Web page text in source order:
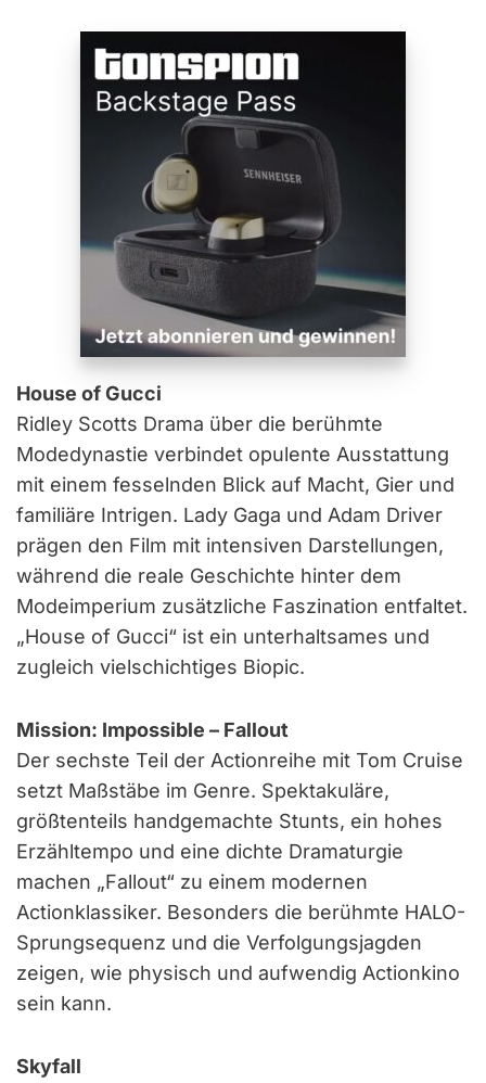
House of Gucci
Ridley Scotts Drama über die berühmte
Modedynastie verbindet opulente Ausstattung
mit einem fesselnden Blick auf Macht, Gier und
familiäre Intrigen. Lady Gaga und Adam Driver
prägen den Film mit intensiven Darstellungen,
während die reale Geschichte hinter dem
Modeimperium zusätzliche Faszination entfaltet.
„House of Gucci“ ist ein unterhaltsames und
zugleich vielschichtiges Biopic.
Mission: Impossible – Fallout
Der sechste Teil der Actionreihe mit Tom Cruise
setzt Maßstäbe im Genre. Spektakuläre,
größtenteils handgemachte Stunts, ein hohes
Erzähltempo und eine dichte Dramaturgie
machen „Fallout“ zu einem modernen
Actionklassiker. Besonders die berühmte HALO-
Sprungsequenz und die Verfolgungsjagden
zeigen, wie physisch und aufwendig Actionkino
sein kann.
Skyfall